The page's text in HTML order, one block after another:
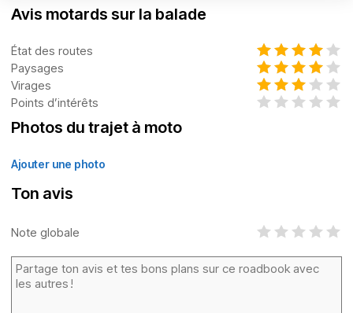
Avis motards sur la balade
État des routes
Paysages
Virages
Points d’intérêts
Photos du trajet à moto
Ajouter une photo
Ton avis
Note globale